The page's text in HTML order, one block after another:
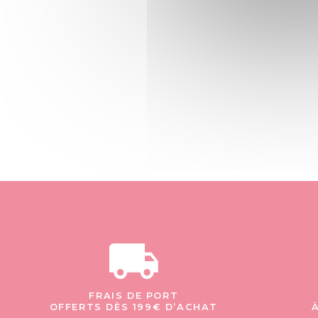
FRAIS DE PORT
OFFERTS DÈS 199€ D’ACHAT